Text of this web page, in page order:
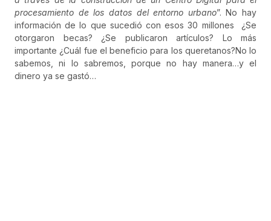
procesamiento de los datos del entorno urbano”. No hay
información de lo que sucedió con esos 30 millones ¿Se
otorgaron becas? ¿Se publicaron artículos? Lo más
importante ¿Cuál fue el beneficio para los queretanos?No lo
sabemos, ni lo sabremos, porque no hay manera…y el
dinero ya se gastó…